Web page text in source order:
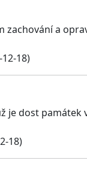
zachování a
18)
je dost památek
18)